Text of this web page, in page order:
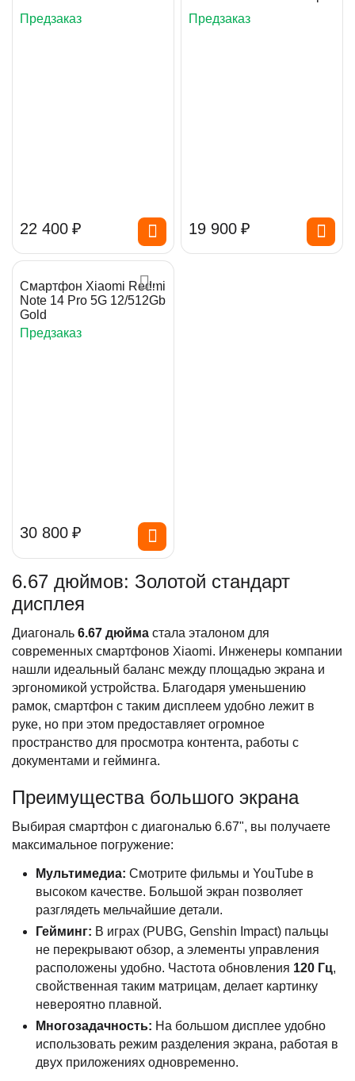
Предзаказ
22 400 ₽
Предзаказ
19 900 ₽
Смартфон Xiaomi Redmi
Note 14 Pro 5G 12/512Gb
Gold
Предзаказ
30 800 ₽
6.67 дюймов: Золотой стандарт
дисплея
Диагональ 6.67 дюйма стала эталоном для
современных смартфонов Xiaomi. Инженеры компании
нашли идеальный баланс между площадью экрана и
эргономикой устройства. Благодаря уменьшению
рамок, смартфон с таким дисплеем удобно лежит в
руке, но при этом предоставляет огромное
пространство для просмотра контента, работы с
документами и гейминга.
Преимущества большого экрана
Выбирая смартфон с диагональю 6.67", вы получаете
максимальное погружение:
Мультимедиа: Смотрите фильмы и YouTube в
высоком качестве. Большой экран позволяет
разглядеть мельчайшие детали.
Гейминг: В играх (PUBG, Genshin Impact) пальцы
не перекрывают обзор, а элементы управления
расположены удобно. Частота обновления 120 Гц,
свойственная таким матрицам, делает картинку
невероятно плавной.
Многозадачность: На большом дисплее удобно
использовать режим разделения экрана, работая в
двух приложениях одновременно.